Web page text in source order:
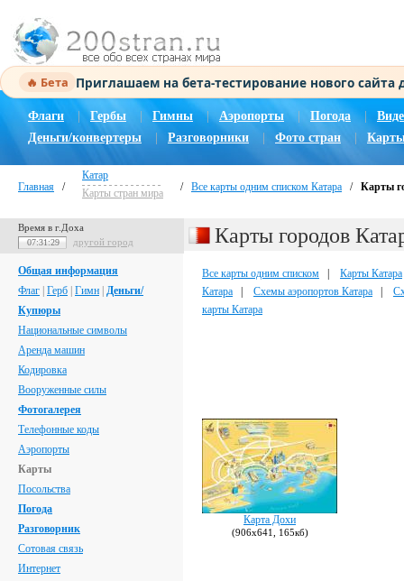
🔥 Бета Приглашаем на бета-тестирование нового
Флаги Гербы Гимны | Аэропорты Погода |
Деньги/конвертеры
Разговорники Фото стран
Главная /
Катар
Карты стран мира
/ Все карты одним списком Катара / Карты
Время в г.Доха
07:31:30 другой город
Общая информация
Флаг Герб Гимн Деньги/
Купюры
Национальные символы
Аренда машин
Кодировка
Вооруженные силы
Фотогалерея
Телефонные коды
Аэропорты
Карты
Посольства
Погода
Разговорник
Сотовая связь
Интернет
Карты городов
Все карты одним списком Карты Катара
Катара
Схемы аэропортов Катара
карты Катара
Карта Дохи
(906х641, 165кб)